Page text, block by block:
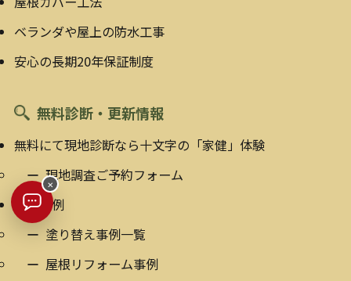
ベランダや屋上の防水工事
安心の長期20年保証制度
無料診断・更新情報
無料にて現地診断なら十文字の「家健」体験
現地調査ご予約フォーム
施工実例
塗り替え事例一覧
屋根リフォーム事例
×